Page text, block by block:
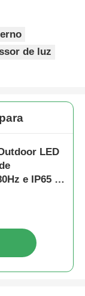
de luz
LED
e IP65 à